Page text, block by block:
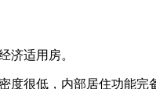
济适用房。
很低，内部居住功能完